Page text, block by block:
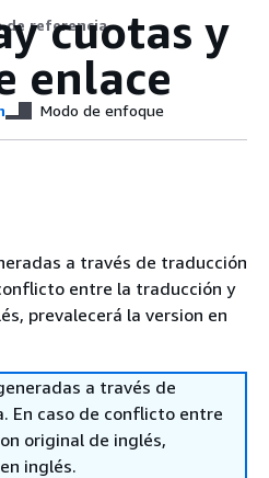
de referenciacuotas y
enlace
Modo de enfoque
a través de traducción
entre la traducción y
prevalecerá la version en
a través de
En caso de conflicto entre
original de inglés,
inglés.